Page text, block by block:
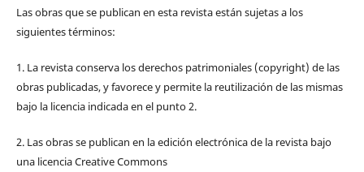
Las obras que se publican en esta revista están sujetas a los
siguientes términos:
1. La revista conserva los derechos patrimoniales (copyright) de las
obras publicadas, y favorece y permite la reutilización de las mismas
bajo la licencia indicada en el punto 2.
2. Las obras se publican en la edición electrónica de la revista bajo
una licencia Creative Commons